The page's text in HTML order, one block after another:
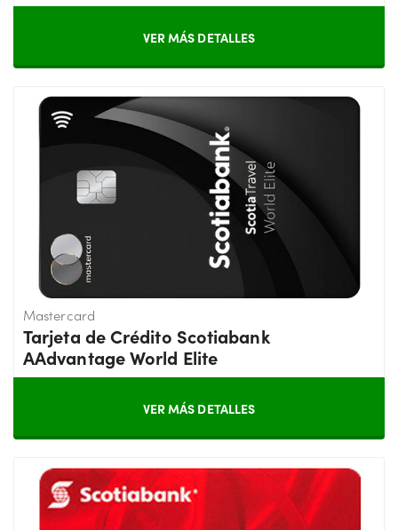
VER MÁS DETALLES
Mastercard
Tarjeta de Crédito Scotiabank
AAdvantage World Elite
VER MÁS DETALLES